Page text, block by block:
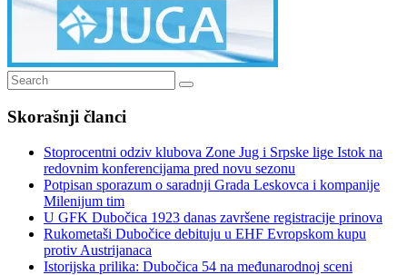
Search
for:
Search
Skorašnji članci
Stoprocentni odziv klubova Zone Jug i Srpske lige Istok na
redovnim konferencijama pred novu sezonu
Potpisan sporazum o saradnji Grada Leskovca i kompanije
Milenijum tim
U GFK Dubočica 1923 danas završene registracije prinova
Rukometaši Dubočice debituju u EHF Evropskom kupu
protiv Austrijanaca
Istorijska prilika: Dubočica 54 na međunarodnoj sceni